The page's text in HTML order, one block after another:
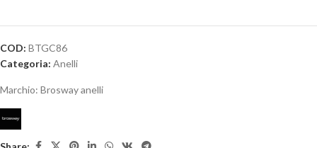
COD: BTGC86
Categoria: Anelli
Marchio: Brosway anelli